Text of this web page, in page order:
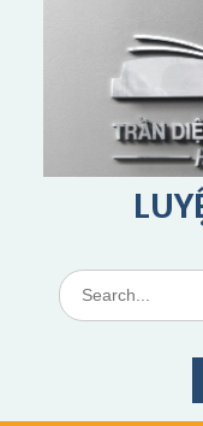
Search
for: